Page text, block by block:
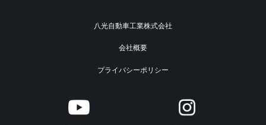
八光自動車工業株式会社
会社概要
プライバシーポリシー